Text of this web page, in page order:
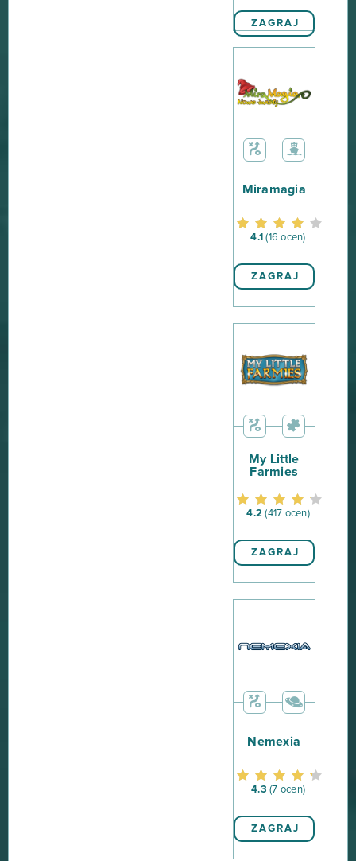
ZAGRAJ
Miramagia
4.1 (16 ocen)
ZAGRAJ
My Little
Farmies
4.2 (417 ocen)
ZAGRAJ
Nemexia
4.3 (7 ocen)
ZAGRAJ